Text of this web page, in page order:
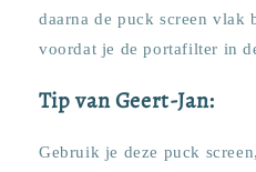
daarna de puck screen vlak
voordat je de portafilter in
Tip van Geert-Jan:
Gebruik je deze puck